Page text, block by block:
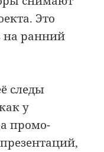
Это
на ранний
следы
у
промо-